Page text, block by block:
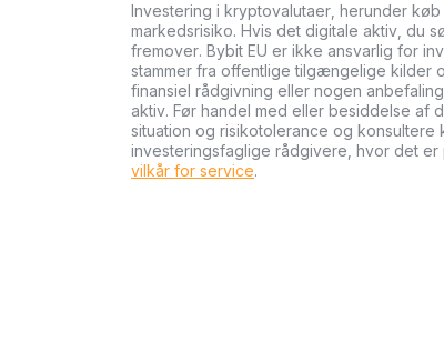
Investering i kryptovalutaer, herunder
markedsrisiko. Hvis det digitale aktiv, du
fremover. Bybit EU er ikke ansvarlig for
stammer fra offentlige tilgængelige kilder
finansiel rådgivning eller nogen
aktiv. Før handel med eller besiddelse af
situation og risikotolerance og
investeringsfaglige rådgivere, hvor det er
vilkår for service.